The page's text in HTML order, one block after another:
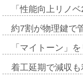
「性能向上リノ
約7割が物理鍵で
「マイトーン」
着工延期で減収